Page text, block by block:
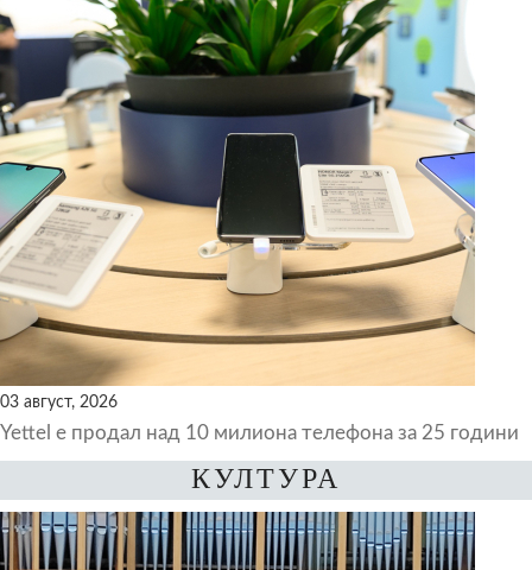
03 август, 2026
Yettel е продал над 10 милиона телефона за 25 години
КУЛТУРА